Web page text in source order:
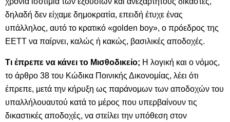
δηλαδή δεν είχαμε δημοκρατία, επειδή έτυχε ένας
υπάλληλος, αυτό το κρατικό «golden boy», ο πρόεδρος της
ΕΕΤΤ να παίρνει, καλώς ή κακώς, βασιλικές αποδοχές.
Τι έπρεπε να κάνει το Μισθοδικείο; Η λογική και ο νόμος,
το άρθρο 38 του Κώδικα Ποινικής Δικονομίας, λέει ότι
έπρεπε, μετά την κήρυξη ως παράνομων των αποδοχών του
υπαλλήλουαυτού κατά το μέρος που υπερβαίνουν τις
δικαστικές αποδοχές, να στείλει την υπόθεση στον